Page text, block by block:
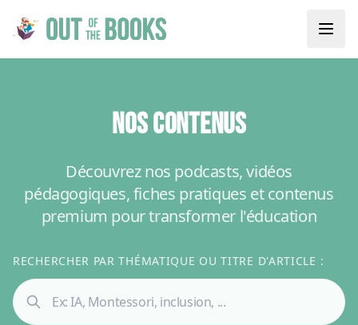
NOS CONTENUS
Découvrez nos podcasts, vidéos
pédagogiques, fiches pratiques et contenus
premium pour transformer l'éducation
RECHERCHER PAR THÉMATIQUE OU TITRE D'ARTICLE :